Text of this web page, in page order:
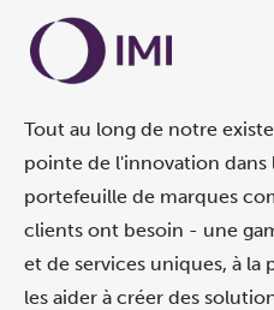
Tout au long de notre
pointe de l'innovation dans
portefeuille de marques
clients ont besoin - une
et de services uniques, à
les aider à créer des